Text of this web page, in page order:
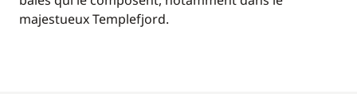
majestueux Templefjord.